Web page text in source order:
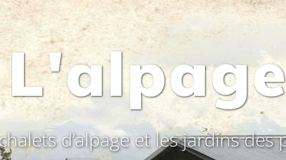
La
Une toilette sèche pour la